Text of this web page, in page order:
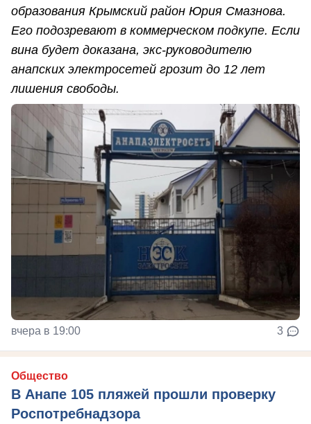
образования Крымский район Юрия Смазнова.
Его подозревают в коммерческом подкупе. Если
вина будет доказана, экс-руководителю
анапских электросетей грозит до 12 лет
лишения свободы.
вчера в 19:00 3
Общество
В Анапе 105 пляжей прошли проверку
Роспотребнадзора